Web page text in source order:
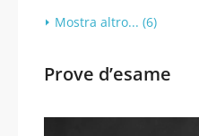
Mostra altro... (6)
Prove d’esame